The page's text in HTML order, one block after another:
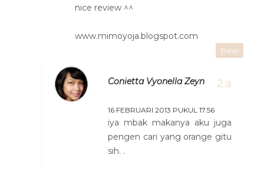
nice review ^^
www.mimoyoja.blogspot.com
Balas
Conietta Vyonella Zeyn
16 FEBRUARI 2013 PUKUL 17.56
iya mbak makanya aku juga
pengen cari yang orange gitu
sih. .